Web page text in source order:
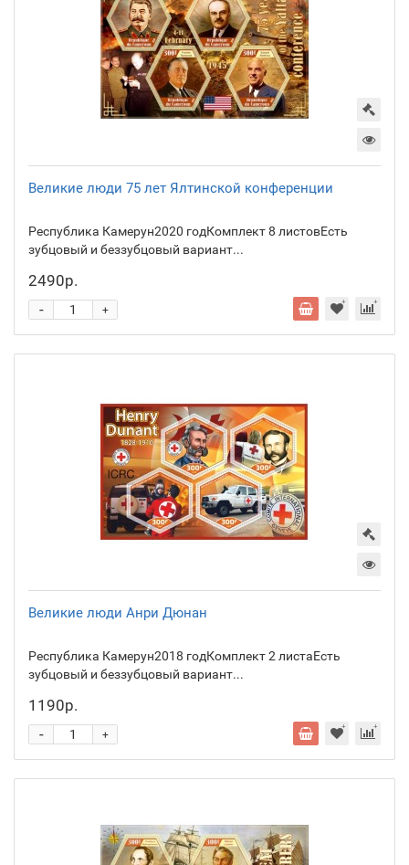
Великие люди 75 лет Ялтинской конференции
Республика Камерун2020 годКомплект 8 листовЕсть
зубцовый и беззубцовый вариант...
2490р.
+
-
Великие люди Анри Дюнан
Республика Камерун2018 годКомплект 2 листаЕсть
зубцовый и беззубцовый вариант...
1190р.
+
-